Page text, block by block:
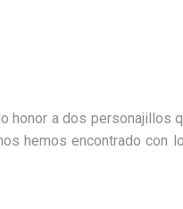
honor a dos personajillos
hemos encontrado con